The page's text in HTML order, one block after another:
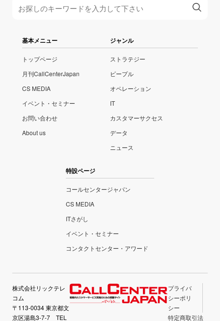
基本メニュー
トップページ
月刊CallCenterJapan
CS MEDIA
イベント・セミナー
お問い合わせ
About us
ジャンル
ストラテジー
ピープル
オペレーション
IT
カスタマーサクセス
データ
ニュース
特設ページ
コールセンタージャパン
CS MEDIA
ITさがし
イベント・セミナー
コンタクトセンター・アワード
株式会社リックテレ
コム
〒113-0034 東京都文
京区湯島3-7-7 TEL
プライバ
シーポリ
シー
特定商取引法